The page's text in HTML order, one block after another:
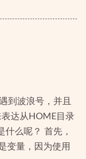
到波浪号，并且
达从HOME目录
什么呢？ 首先，
变量，因为使用